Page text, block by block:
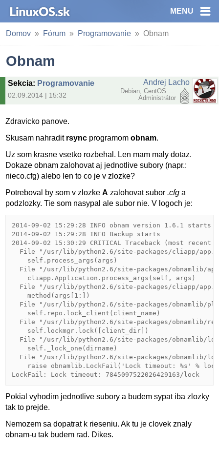
MENU
Domov Fórum Programovanie Obnam
Obnam
Sekcia: Programovanie
02.09.2014 | 15:32
Andrej Lacho
Debian, CentOS ...
Administrátor
Zdravicko panove.
Skusam nahradit rsync programomobnam.
Uz som krasne vsetko rozbehal. Len mam maly dotaz.
Dokaze obnam zalohovat aj jednotlive subory (napr.:
nieco.cfg) alebo len to co je v zlozke?
Potreboval by som v zlozkeA zalohovat subor.cfg a
podzlozky. Tie som nasypal ale subor nie. V logoch je:
2014-09-02 15:29:28 INFO obnam version 1.6.1 starts
2014-09-02 15:29:28 INFO Backup starts
2014-09-02 15:30:29 CRITICAL Traceback (most
File "/usr/lib/python2.6/site-packages/cliapp/
    self.process_args(args)
File "/usr/lib/python2.6/site-packages/obnamlib/
    cliapp.Application.process_args(self, args)
File "/usr/lib/python2.6/site-packages/cliapp/
    method(args[1:])
File "/usr/lib/python2.6/site-packages/obnamlib/
    self.repo.lock_client(client_name)
File "/usr/lib/python2.6/site-packages/obnamlib/
    self.lockmgr.lock([client_dir])
File "/usr/lib/python2.6/site-packages/obnamlib/
    self._lock_one(dirname)
File "/usr/lib/python2.6/site-packages/obnamlib/
raise obnamlib.LockFail('Lock timeout: %s' %
LockFail: Lock timeout: 7845097522026429163/lock
Pokial vyhodim jednotlive subory a budem sypat iba zlozky
tak to prejde.
Nemozem sa dopatrat k rieseniu. Ak tu je clovek znaly
obnam-u tak budem rad. Dikes.